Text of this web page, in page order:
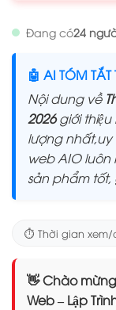
Đang có24
🤖 AI TÓM
Nội dung về
2026giới thiệu
lượng nhất,uy
web AIO
sản phẩm
⏱️ Thời gian xem/
👋 Chào
Web – Lập